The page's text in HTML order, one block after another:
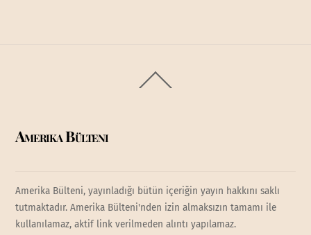
To
Amerika Bülteni
Amerika Bülteni, yayınladığı bütün içeriğin yayın hakkını saklı
tutmaktadır. Amerika Bülteni'nden izin almaksızın tamamı ile
kullanılamaz, aktif link verilmeden alıntı yapılamaz.